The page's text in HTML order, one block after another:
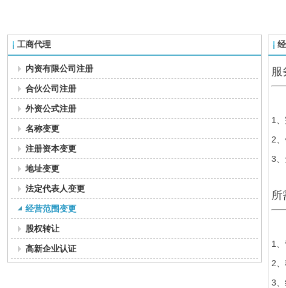
工商代理
内资有限公司注册
合伙公司注册
外资公式注册
名称变更
注册资本变更
地址变更
法定代表人变更
经营范围变更
股权转让
高新企业认证
服
1
2
3、
所
1
2
3